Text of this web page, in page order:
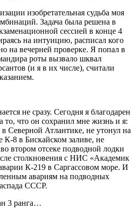
изобретательная судьба моя
Задача была решена в
сессией в конце 4
на интуицию, расписал кого
на вечерней проверке. Я попал в
роты вызвало шквал
(и я в их числе), считали
не сразу. Сегодня я благодарен
то, что он сохранил мне жизнь и я:
Северной Атлантике, не утонул на
К-8 в Бискайском заливе, не
втором отсеке подводной лодки
столкновения с НИС «Академик
К-219 в Саргассовом море. И
авариям на подводных
СССР.
3 ранга…